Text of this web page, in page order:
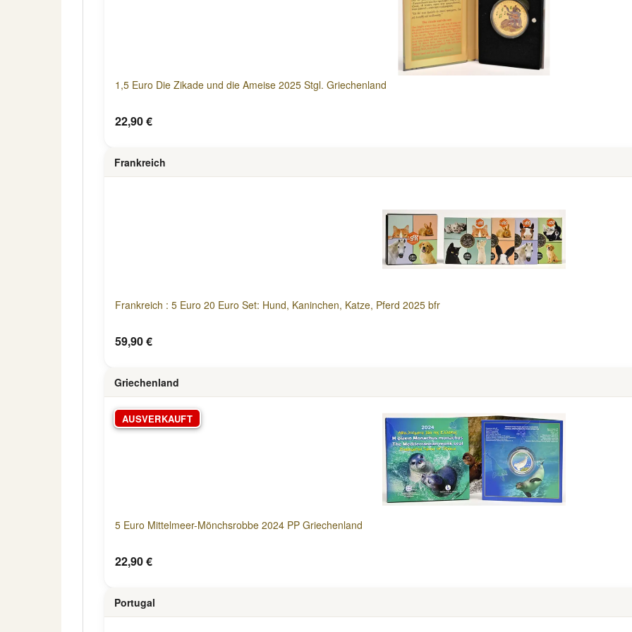
1,5 Euro Die Zikade und die Ameise 2025 Stgl. Griechenland
22,90 €
Frankreich
Frankreich : 5 Euro 20 Euro Set: Hund, Kaninchen, Katze, Pferd 2025 bfr
59,90 €
Griechenland
AUSVERKAUFT
5 Euro Mittelmeer-Mönchsrobbe 2024 PP Griechenland
22,90 €
Portugal